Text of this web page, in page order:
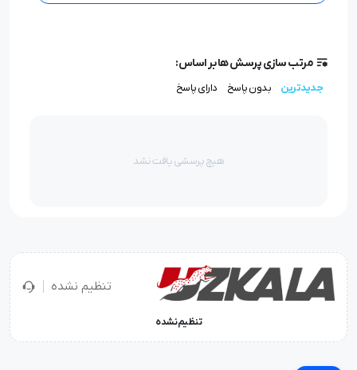
کنید.
مرتب سازی پرسش ها بر اساس:
جدیدترین بدون پاسخ دارای پاسخ
هیچ پرسشی یافت نشد
تنظیم نشده
تنظیم نشده